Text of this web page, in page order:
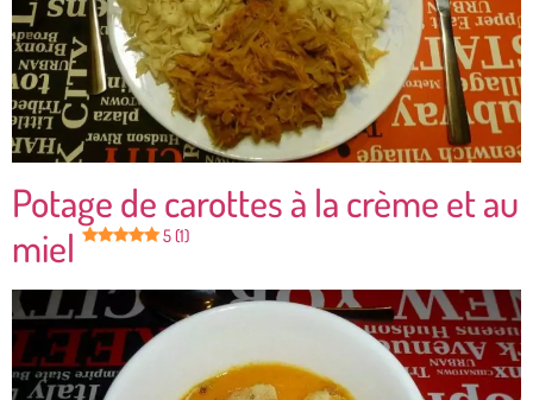
Potage de carottes à la crème et au
miel
5 (1)